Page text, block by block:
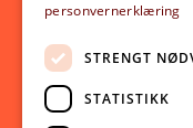
Kontakt
Om VID
personvernerklæring
STRENGT
STATISTIKK